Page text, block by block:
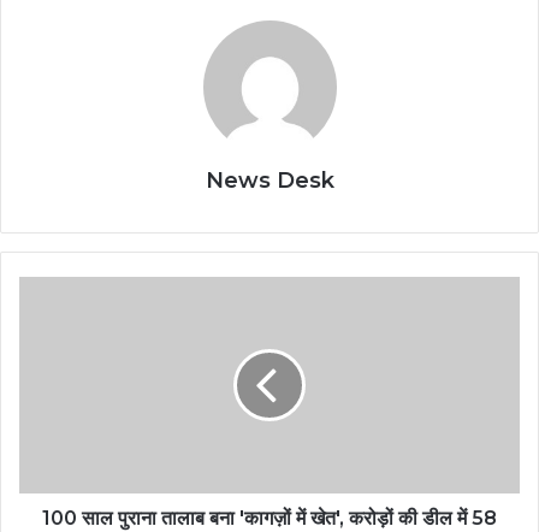
News Desk
100 साल पुराना तालाब बना 'कागज़ों में खेत', करोड़ों की डील में 58